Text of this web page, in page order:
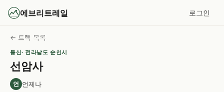
에브리트레일 로그인
← 트랙 목록
등산· 전라남도 순천시
선암사
언 언제나